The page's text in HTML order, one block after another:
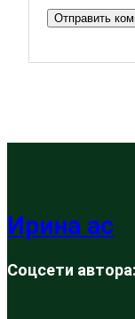
Ирина ас
Соцсети автора: